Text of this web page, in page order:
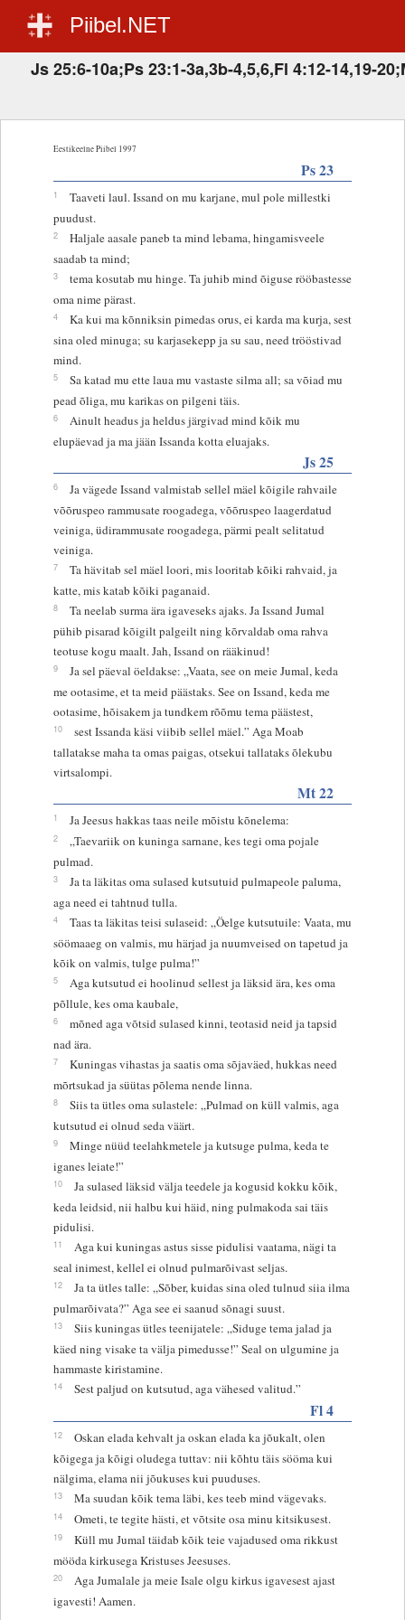
Piibel.NET
Js 25:6-10a;Ps 23:1-3a,3b-4,5,6,Fl 4:12-14,19-
Eestikeelne Piibel 1997
Ps 23
1
Taaveti laul. Issand on mu karjane, mul pole millestki
puudust.
2
Haljale aasale paneb ta mind lebama, hingamisveele
saadab ta mind;
3
tema kosutab mu hinge. Ta juhib mind õiguse rööbastesse
oma nime pärast.
4
Ka kui ma kõnniksin pimedas orus, ei karda ma kurja, sest
sina oled minuga; su karjasekepp ja su sau, need trööstivad
mind.
5
Sa katad mu ette laua mu vastaste silma all; sa võiad mu
pead õliga, mu karikas on pilgeni täis.
6
Ainult headus ja heldus järgivad mind kõik mu
elupäevad ja ma jään Issanda kotta eluajaks.
Js 25
6
Ja vägede Issand valmistab sellel mäel kõigile rahvaile
võõruspeo rammusate roogadega, võõruspeo laagerdatud
veiniga, üdirammusate roogadega, pärmi pealt selitatud
veiniga.
7
Ta hävitab sel mäel loori, mis looritab kõiki rahvaid, ja
katte, mis katab kõiki paganaid.
8
Ta neelab surma ära igaveseks ajaks. Ja Issand Jumal
pühib pisarad kõigilt palgeilt ning kõrvaldab oma rahva
teotuse kogu maalt. Jah, Issand on rääkinud!
9
Ja sel päeval öeldakse: „Vaata, see on meie Jumal, keda
me ootasime, et ta meid päästaks. See on Issand, keda me
ootasime, hõisakem ja tundkem rõõmu tema päästest,
10
sest Issanda käsi viibib sellel mäel.” Aga Moab
tallatakse maha ta omas paigas, otsekui tallataks õlekubu
virtsalompi.
Mt 22
1 Ja Jeesus hakkas taas neile mõistu kõnelema:
2
„Taevariik on kuninga sarnane, kes tegi oma pojale
pulmad.
3
Ja ta läkitas oma sulased kutsutuid pulmapeole paluma,
aga need ei tahtnud tulla.
4
Taas ta läkitas teisi sulaseid: „Öelge kutsutuile: Vaata, mu
söömaaeg on valmis, mu härjad ja nuumveised on tapetud ja
kõik on valmis, tulge pulma!”
5
Aga kutsutud ei hoolinud sellest ja läksid ära, kes oma
põllule, kes oma kaubale,
6
mõned aga võtsid sulased kinni, teotasid neid ja tapsid
nad ära.
7
Kuningas vihastas ja saatis oma sõjaväed, hukkas need
mõrtsukad ja süütas põlema nende linna.
8
Siis ta ütles oma sulastele: „Pulmad on küll valmis, aga
kutsutud ei olnud seda väärt.
9
Minge nüüd teelahkmetele ja kutsuge pulma, keda te
iganes leiate!”
10
Ja sulased läksid välja teedele ja kogusid kokku kõik,
keda leidsid, nii halbu kui häid, ning pulmakoda sai täis
pidulisi.
11
Aga kui kuningas astus sisse pidulisi vaatama, nägi ta
seal inimest, kellel ei olnud pulmarõivast seljas.
12
Ja ta ütles talle: „Sõber, kuidas sina oled tulnud siia ilma
pulmarõivata?” Aga see ei saanud sõnagi suust.
13
Siis kuningas ütles teenijatele: „Siduge tema jalad ja
käed ning visake ta välja pimedusse!” Seal on ulgumine ja
hammaste kiristamine.
14 Sest paljud on kutsutud, aga vähesed valitud.”
Fl 4
12
Oskan elada kehvalt ja oskan elada ka jõukalt, olen
kõigega ja kõigi oludega tuttav: nii kõhtu täis sööma kui
nälgima, elama nii jõukuses kui puuduses.
13 Ma suudan kõik tema läbi, kes teeb mind vägevaks.
14 Ometi, te tegite hästi, et võtsite osa minu kitsikusest.
19
Küll mu Jumal täidab kõik teie vajadused oma rikkust
mööda kirkusega Kristuses Jeesuses.
20
Aga Jumalale ja meie Isale olgu kirkus igavesest ajast
igavesti! Aamen.